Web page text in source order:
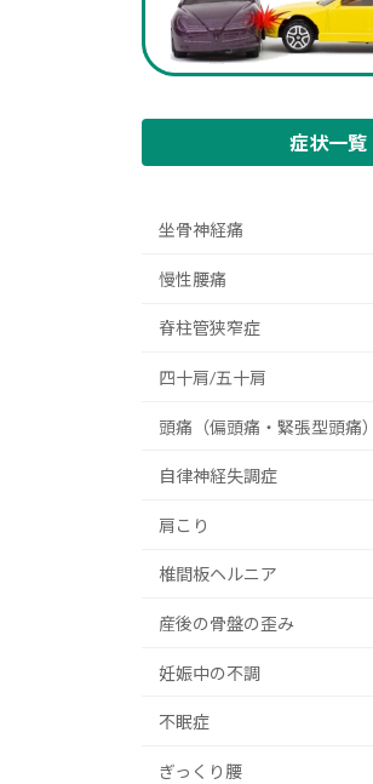
症状一覧
坐骨神経痛
慢性腰痛
脊柱管狭窄症
四十肩/五十肩
頭痛（偏頭痛・緊張型頭痛）
自律神経失調症
肩こり
椎間板ヘルニア
産後の骨盤の歪み
妊娠中の不調
不眠症
ぎっくり腰